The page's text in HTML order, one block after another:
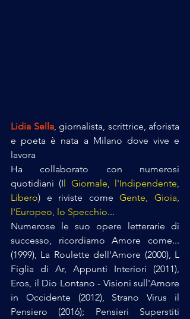
Lidia Sella, giornalista, scrittrice, aforista
e poeta è nata a Milano dove vive e
lavora
Ha collaborato con numerosi
quotidiani (Il Giornale, l'Indipendente,
Libero) e riviste come Gente, Gioia,
l'Europeo, lo Specchio...
Numerose le suo opere letterarie di
successo, ricordiamo Amore come...
(1999), La Roulette dell'Amore (2000), L
Figlia di Ar, Appunti Interiori (2011),
Eros, il Dio Lontano - Visioni sull'Amore
in Occidente (2012), Strano Virus il
Pensiero (2016); Pensieri Superstiti